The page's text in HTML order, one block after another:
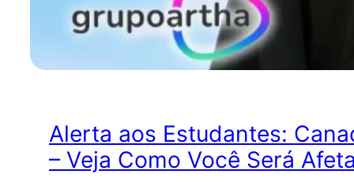
Alerta aos Estudantes:
– Veja Como Você Será